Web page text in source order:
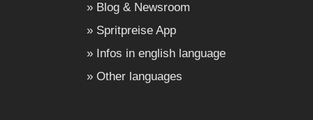
Blog & Newsroom
Spritpreise App
Infos in english language
Other languages